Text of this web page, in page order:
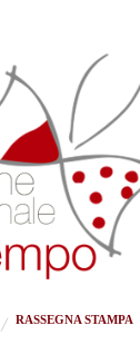
RASSEGNA STAMPA